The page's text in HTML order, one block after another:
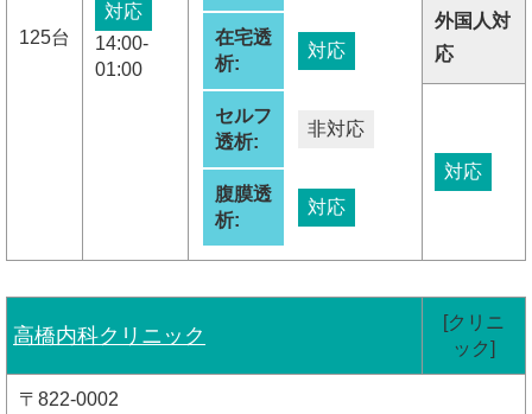
125台
対応
14:00-
01:00
在宅透
析:
対応
セルフ
透析:
非対応
腹膜透
析:
対応
外国人対
応
対応
高橋内科クリニック
[クリニ
ック]
〒822-0002